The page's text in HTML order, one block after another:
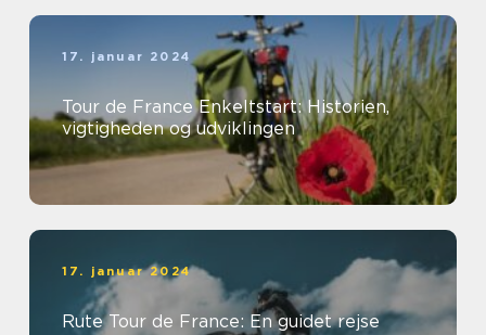
17. januar 2024
Tour de France Enkeltstart: Historien,
vigtigheden og udviklingen
17. januar 2024
Rute Tour de France: En guidet rejse